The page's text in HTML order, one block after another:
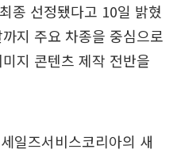
종 선정됐다고 10일 밝혔
지 주요 차종을 중심으로
지 콘텐츠 제작 전반을
일즈서비스코리아의 새